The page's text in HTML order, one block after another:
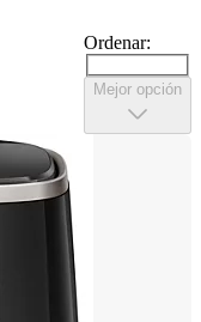
Ordenar:
Mejor opción